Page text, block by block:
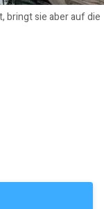
bringt sie aber auf die